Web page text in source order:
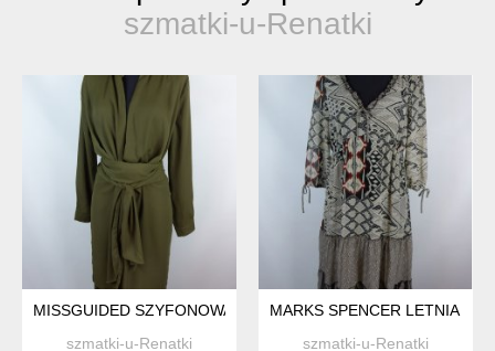
szmatki-u-Renatki
MISSGUIDED SZYFONOWA DŁUŻSZA ASYMETRYCZNA
szmatki-u-Renatki
MARKS SPENCER LETNIA
szmatki-u-Renatki